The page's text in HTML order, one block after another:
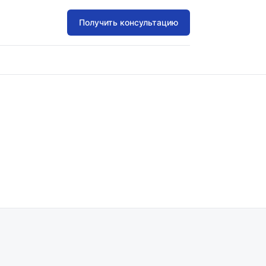
Получить консультацию